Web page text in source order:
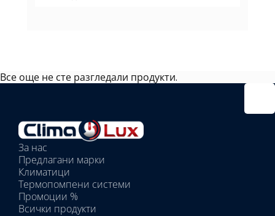
Все още не сте разгледали продукти.
Избрани
вътрешни
тела:
Избрано
тяло:
За нас
Предлагани марки
Климатици
Термопомпени системи
Промоции %
Всички продукти